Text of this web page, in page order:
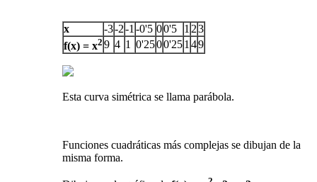
x -3-2-1 -0'5 00'5 1 23
f(x) = x2 9 4 1 0'2500'251 49
Esta curva simétrica se llama parábola.
Funciones cuadráticas más complejas se dibujan de la
misma forma.